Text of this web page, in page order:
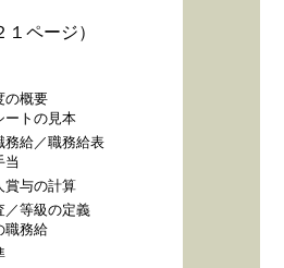
ページ）
の概要
ートの見本
務給／職務給表
当
賞与の計算
／等級の定義
職務給